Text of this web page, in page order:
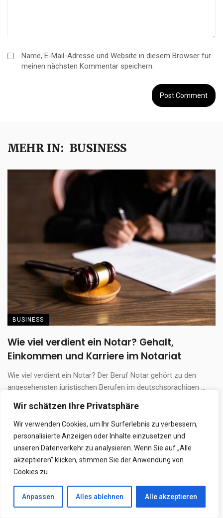
Wir schätzen Ihre Privatsphäre
Wir verwenden Cookies, um Ihr Surferlebnis zu verbessern,
personalisierte Anzeigen oder Inhalte einzusetzen und
unseren Datenverkehr zu analysieren. Wenn Sie auf „Alle
akzeptieren" klicken, stimmen Sie der Anwendung von
Cookies zu.
Anpassen Alles ablehnen Alle akzeptieren
Name, E-Mail-Adresse und Website in diesem Browser für
meinen nächsten Kommentar speichern.
MEHR IN: BUSINESS
BUSINESS
Wie viel verdient ein Notar? Gehalt,
Einkommen und Karriere im Notariat
Wie viel verdient ein Notar? Der Beruf Notar gehört zu den
angesehensten juristischen Berufen im deutschsprachigen ...
9. April 2026